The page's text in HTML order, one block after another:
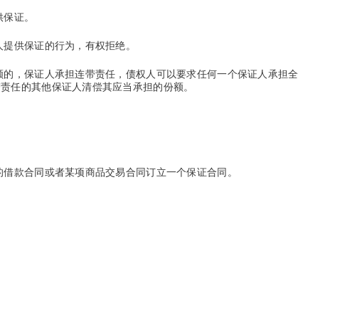
证。
供保证的行为，有权拒绝。
，保证人承担连带责任，债权人可以要求任何一个保证人承担全
任的其他保证人清偿其应当承担的份额。
款合同或者某项商品交易合同订立一个保证合同。